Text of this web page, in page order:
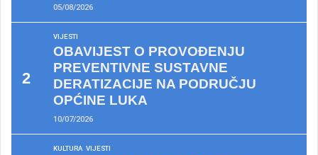
05/08/2026
VIJESTI
OBAVIJEST O PROVOĐENJU
PREVENTIVNE SUSTAVNE
DERATIZACIJE NA PODRUČJU
OPĆINE LUKA
10/07/2026
KULTURA VIJESTI